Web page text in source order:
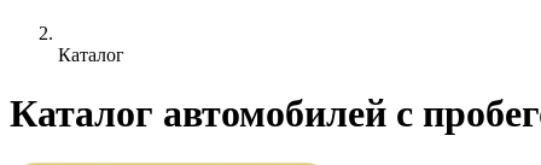
Каталог
Каталог автомобилей с